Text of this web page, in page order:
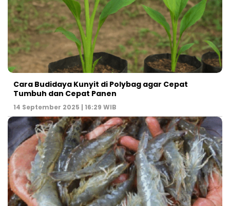
Cara Budidaya Kunyit di Polybag agar Cepat
Tumbuh dan Cepat Panen
14 September 2025 | 16:29 WIB